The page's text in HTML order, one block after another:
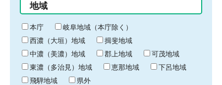
り
終
わ
り
地域
本庁
岐阜地域（本庁除く）
西濃（大垣）地域
揖斐地域
中濃（美濃）地域
郡上地域
可茂地域
東濃（多治見）地域
恵那地域
下呂地域
飛騨地域
県外